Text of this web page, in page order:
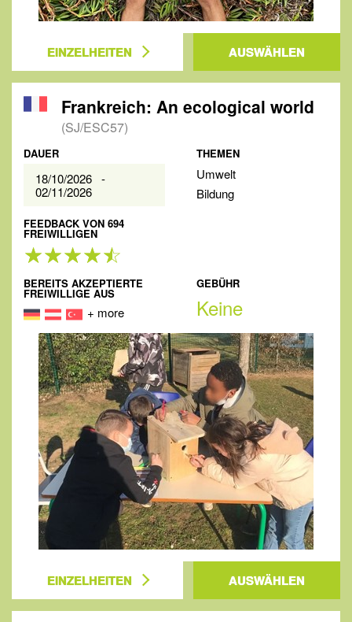
EINZELHEITEN AUSWÄHLEN
Frankreich: An ecological world
(SJ/ESC57)
DAUER
18/10/2026 -
02/11/2026
FEEDBACK VON 694
FREIWILLIGEN
THEMEN
Umwelt
Bildung
BEREITS AKZEPTIERTE
FREIWILLIGE AUS
+ more
GEBÜHR
Keine
EINZELHEITEN AUSWÄHLEN